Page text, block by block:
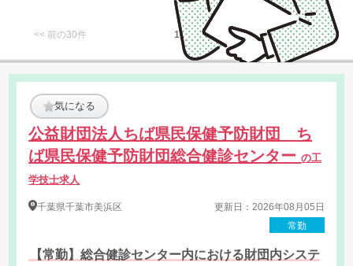
<< 前の30件 1 次の30件 >>
気になる
公益財団法人ちば県民保健予防財団 ち
ば県民保健予防財団総合健診センターの工
学技士求人
千葉県千葉市美浜区
更新日：2026年08月05日
常勤
【常勤】総合健診センター内における財団内システ